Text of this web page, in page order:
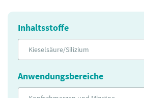
Inhaltsstoffe
Kieselsäure/Silizium
Anwendungsbereiche